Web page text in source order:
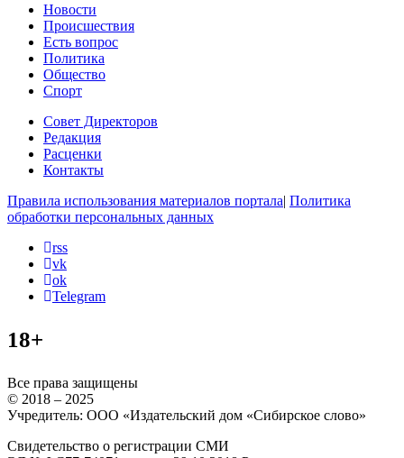
Новости
Происшествия
Есть вопрос
Политика
Общество
Спорт
Совет Директоров
Редакция
Расценки
Контакты
Правила использования материалов портала| Политика
обработки персональных данных
rss
vk
ok
Telegram
18+
Все права защищены
© 2018 – 2025
Учредитель: ООО «Издательский дом «Сибирское слово»
Свидетельство о регистрации СМИ